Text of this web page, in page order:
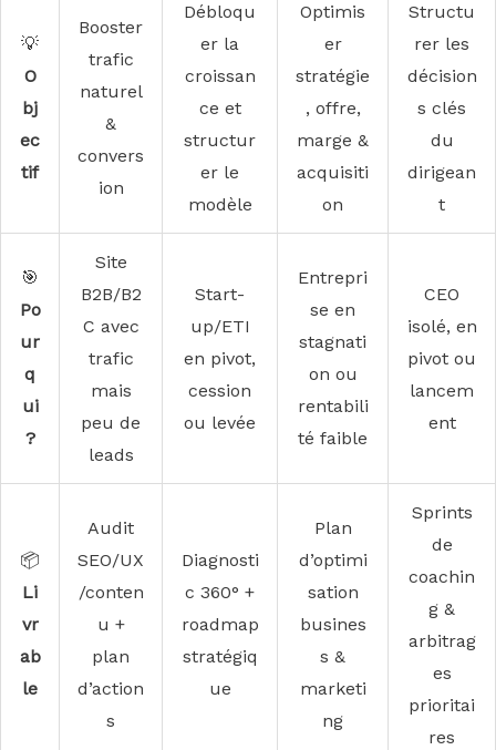
💡
O
bj
ec
tif
Booster
trafic
naturel
&
convers
ion
Débloqu
er la
croissan
ce et
structur
er le
modèle
Optimis
er
stratégie
, offre,
marge &
acquisiti
on
Structu
rer les
décision
s clés
du
dirigean
t
🎯
Po
ur
q
ui
?
Site
B2B/B2
C avec
trafic
mais
peu de
leads
Start-
up/ETI
en pivot,
cession
ou levée
Entrepri
se en
stagnati
on ou
rentabili
té faible
CEO
isolé, en
pivot ou
lancem
ent
📦
Li
vr
ab
le
Audit
SEO/UX
/conten
u +
plan
d’action
s
Diagnosti
c 360° +
roadmap
stratégiq
ue
Plan
d’optimi
sation
busines
s &
marketi
ng
Sprints
de
coachin
g &
arbitrag
es
prioritai
res